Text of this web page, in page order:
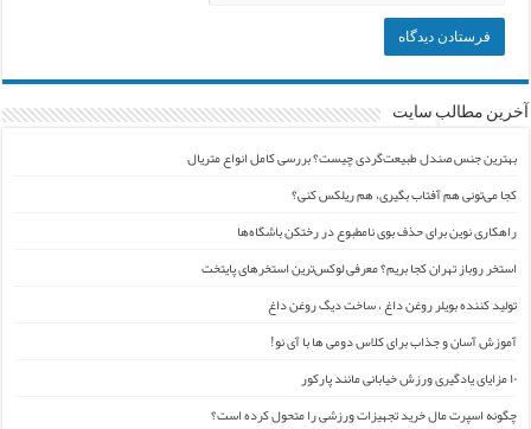
آخرین مطالب سایت
بهترین جنس صندل طبیعت‌گردی چیست؟ بررسی کامل انواع متریال
کجا می‌تونی هم آفتاب بگیری، هم ریلکس کنی؟
راهکاری نوین برای حذف بوی نامطبوع در رختکن باشگاه‌ها
استخر روباز تهران کجا بریم؟ معرفی لوکس‌ترین استخرهای پایتخت
تولید کننده بویلر روغن داغ ، ساخت دیگ روغن داغ
آموزش آسان و جذاب برای کلاس دومی ها با آی نو!
۱۰ مزایای یادگیری ورزش خیابانی مانند پارکور
چگونه اسپرت مال خرید تجهیزات ورزشی را متحول کرده است؟